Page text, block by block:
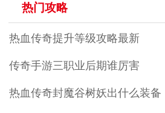
热门攻略
热血传奇提升等级攻略最新
传奇手游三职业后期谁厉害
热血传奇封魔谷树妖出什么装备